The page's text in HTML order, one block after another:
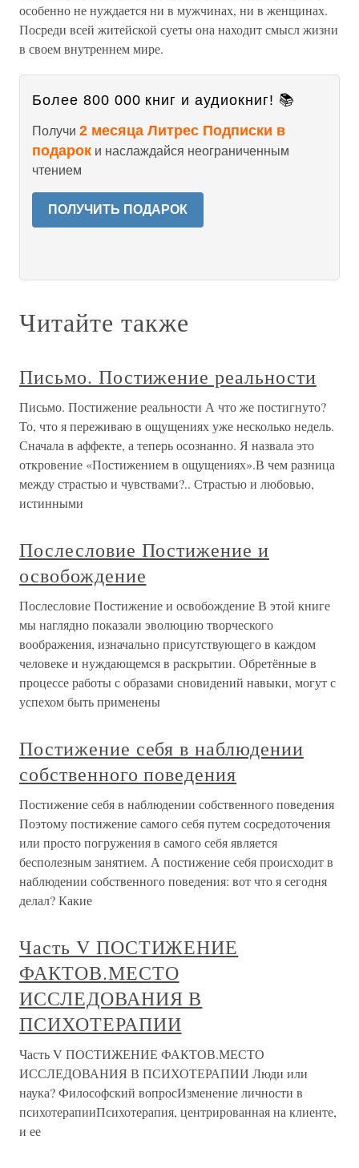
особенно не нуждается ни в мужчинах, ни в женщинах.
Посреди всей житейской суеты она находит смысл жизни
в своем внутреннем мире.
Более 800 000 книг и аудиокниг! 📚
Получи 2 месяца Литрес Подписки в
подарок и наслаждайся неограниченным
чтением
ПОЛУЧИТЬ ПОДАРОК
Читайте также
Письмо. Постижение реальности
Письмо. Постижение реальности А что же постигнуто?
То, что я переживаю в ощущениях уже несколько недель.
Сначала в аффекте, а теперь осознанно. Я назвала это
откровение «Постижением в ощущениях».В чем разница
между страстью и чувствами?.. Страстью и любовью,
истинными
Послесловие Постижение и
освобождение
Послесловие Постижение и освобождение В этой книге
мы наглядно показали эволюцию творческого
воображения, изначально присутствующего в каждом
человеке и нуждающемся в раскрытии. Обретённые в
процессе работы с образами сновидений навыки, могут с
успехом быть применены
Постижение себя в наблюдении
собственного поведения
Постижение себя в наблюдении собственного поведения
Поэтому постижение самого себя путем сосредоточения
или просто погружения в самого себя является
бесполезным занятием. А постижение себя происходит в
наблюдении собственного поведения: вот что я сегодня
делал? Какие
Часть V ПОСТИЖЕНИЕ
ФАКТОВ.МЕСТО
ИССЛЕДОВАНИЯ В
ПСИХОТЕРАПИИ
Часть V ПОСТИЖЕНИЕ ФАКТОВ.МЕСТО
ИССЛЕДОВАНИЯ В ПСИХОТЕРАПИИ Люди или
наука? Философский вопросИзменение личности в
психотерапииПсихотерапия, центрированная на клиенте,
и ее